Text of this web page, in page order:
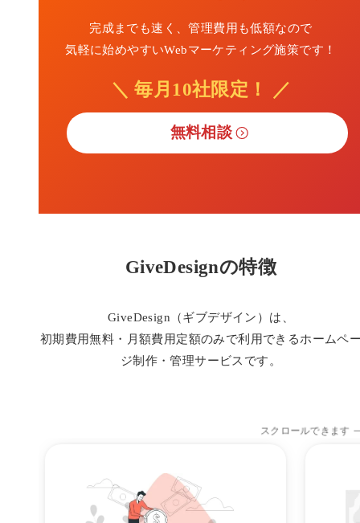
完成までも速く、管理費用も低額なので
気軽に始めやすいWebマーケティング施策です！
＼ 毎月10社限定！ ／
無料相談
GiveDesignの特徴
GiveDesign（ギブデザイン）は、
初期費用無料・月額費用定額のみで利用できるホームペ
ジ制作・管理サービスです。
スクロールできます